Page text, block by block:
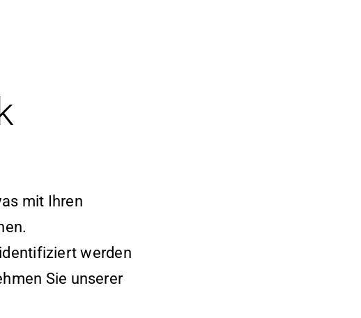
mit Ihren
werden
Sie unserer